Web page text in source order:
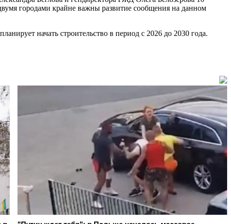
городами крайне важны развитие сообщения на данном
начать строительство в период с 2026 до 2030 года.